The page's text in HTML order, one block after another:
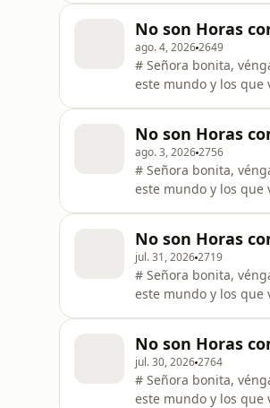
No son Horas
ago. 4, 20262649
# Señora bonita,
este mundo y los que
No son Horas
ago. 3, 20262756
# Señora bonita,
este mundo y los que
No son Horas
jul. 31, 20262719
# Señora bonita,
este mundo y los que
No son Horas
jul. 30, 20262764
# Señora bonita,
este mundo y los que